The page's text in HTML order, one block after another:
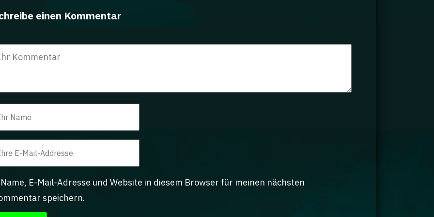
einen Kommentar
Name, E-Mail-Adresse und Website in diesem Browser für meinen nächsten
speichern.